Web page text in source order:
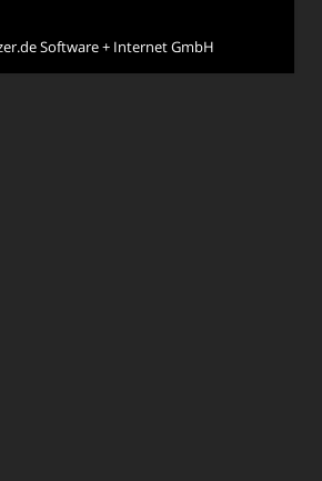
Software + Internet GmbH